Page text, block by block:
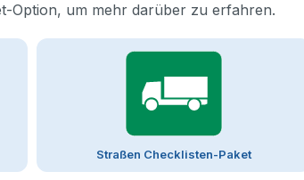
Option, um mehr darüber zu erfahren.
Straßen Checklisten-Paket